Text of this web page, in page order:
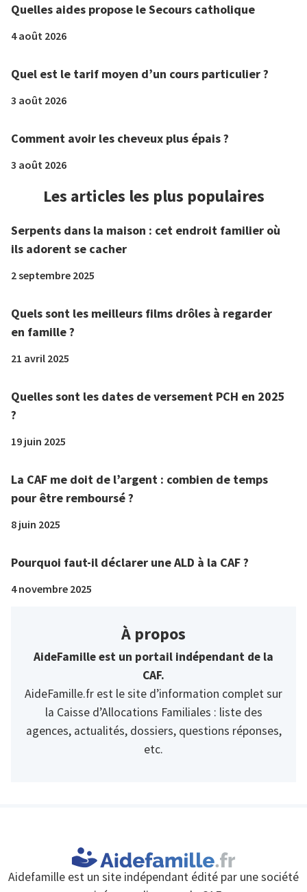
Quelles aides propose le Secours catholique
4 août 2026
Quel est le tarif moyen d’un cours particulier ?
3 août 2026
Comment avoir les cheveux plus épais ?
3 août 2026
Les articles les plus populaires
Serpents dans la maison : cet endroit familier où
ils adorent se cacher
2 septembre 2025
Quels sont les meilleurs films drôles à regarder
en famille ?
21 avril 2025
Quelles sont les dates de versement PCH en 2025
?
19 juin 2025
La CAF me doit de l’argent : combien de temps
pour être remboursé ?
8 juin 2025
Pourquoi faut-il déclarer une ALD à la CAF ?
4 novembre 2025
À propos
AideFamille est un portail indépendant de la
CAF.
AideFamille.fr est le site d’information complet sur
la Caisse d’Allocations Familiales : liste des
agences, actualités, dossiers, questions réponses,
etc.
Aidefamille est un site indépendant édité par une société